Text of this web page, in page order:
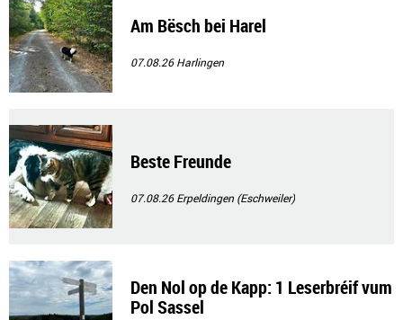
Am Bësch bei Harel
07.08.26Harlingen
Beste Freunde
07.08.26Erpeldingen (Eschweiler)
Den Nol op de Kapp: 1 Leserbréif vum
Pol Sassel